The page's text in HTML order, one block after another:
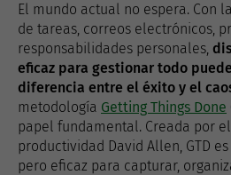
El mundo actual no espera. Con
de tareas, correos electrónicos,
responsabilidades personales,
eficaz para gestionar todo
diferencia entre el éxito y el
metodología Getting Things Done
papel fundamental. Creada por
productividad David Allen, GTD
pero eficaz para capturar,